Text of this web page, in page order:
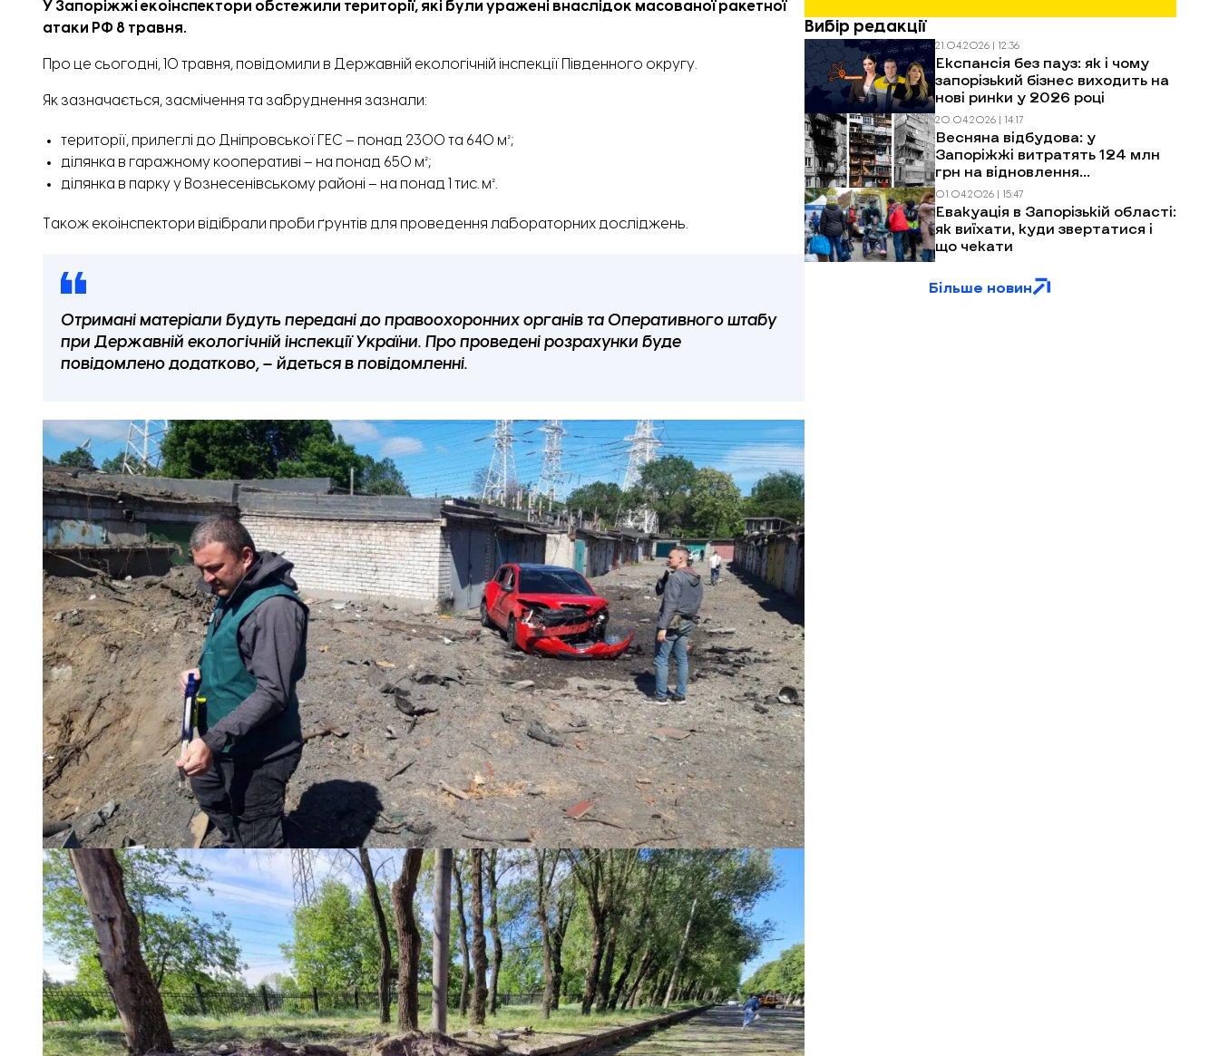
У Запоріжжі екоінспектори обстежили території, які були уражені внаслідок масованої ракетної
атаки РФ 8 травня.
Про це сьогодні, 10 травня, повідомили в Державній екологічній інспекції Південного округу.
Як зазначається, засмічення та забруднення зазнали:
території, прилеглі до Дніпровської ГЕС – понад 2300 та 640 м²;
ділянка в гаражному кооперативі – на понад 650 м²;
ділянка в парку у Вознесенівському районі – на понад 1 тис. м².
Також екоінспектори відібрали проби ґрунтів для проведення лабораторних досліджень.
Отримані матеріали будуть передані до правоохоронних органів та Оперативного штабу
при Державній екологічній інспекції України. Про проведені розрахунки буде
повідомлено додатково, – йдеться в повідомленні.
Вибір редакції
21.04.2026 | 12:36
Експансія без пауз: як і чому
запорізький бізнес виходить на
нові ринки у 2026 році
20.04.2026 | 14:17
Весняна відбудова: у
Запоріжжі витратять 124 млн
грн на відновлення
багатоповерхівок після
обстрілів
01.04.2026 | 15:47
Евакуація в Запорізькій області:
як виїхати, куди звертатися і
що чекати
Більше новин